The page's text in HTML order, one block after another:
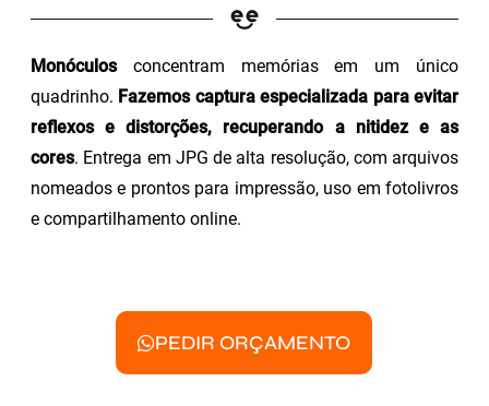
Monóculosconcentram memórias em um único
quadrinho. Fazemos captura especializada para evitar
reflexos e distorções, recuperando a nitidez e as
cores. Entrega em JPG de alta resolução, com arquivos
nomeados e prontos para impressão, uso em fotolivros
e compartilhamento online.
PEDIR ORÇAMENTO